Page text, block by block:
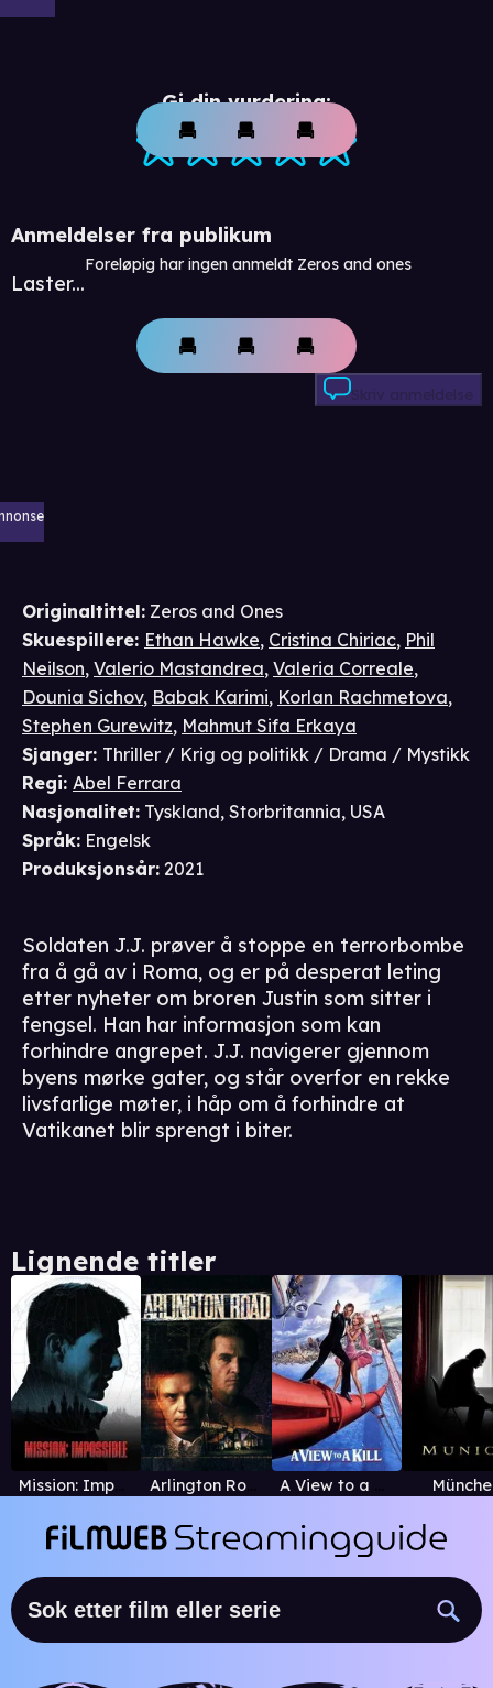
Gi din vurdering:
Anmeldelser fra publikum
Laster...
Foreløpig har ingen anmeldt Zeros and ones
Skriv anmeldelse
Originaltittel: Zeros and Ones
Skuespillere: Ethan Hawke, Cristina Chiriac, Phil
Neilson, Valerio Mastandrea, Valeria Correale,
Dounia Sichov, Babak Karimi, Korlan Rachmetova,
Stephen Gurewitz, Mahmut Sifa Erkaya
Sjanger: Thriller / Krig og politikk / Drama / Mystikk
Regi: Abel Ferrara
Nasjonalitet: Tyskland, Storbritannia, USA
Språk: Engelsk
Produksjonsår: 2021
Soldaten J.J. prøver å stoppe en terrorbombe
fra å gå av i Roma, og er på desperat leting
etter nyheter om broren Justin som sitter i
fengsel. Han har informasjon som kan
forhindre angrepet. J.J. navigerer gjennom
byens mørke gater, og står overfor en rekke
livsfarlige møter, i håp om å forhindre at
Vatikanet blir sprengt i biter.
Lignende titler
Mission: Impossible Arlington Road A View to a Kill